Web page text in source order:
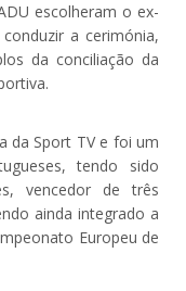
escolheram o ex-
a cerimónia,
da conciliação da
da Sport TV e foi um
tendo sido
vencedor de três
ainda integrado a
Europeu de